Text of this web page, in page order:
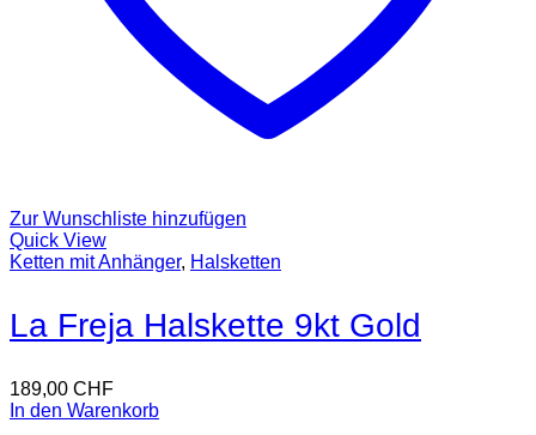
Zur Wunschliste hinzufügen
Quick View
Ketten mit Anhänger, Halsketten
La Freja Halskette 9kt Gold
189,00 CHF
In den Warenkorb